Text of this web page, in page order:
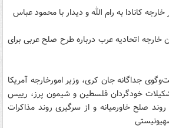
خارجه اتحادیه عرب درباره طرح صلح عربی برای
جداگانه جان کری، وزیر امورخارجه آمریکا
خودگردان فلسطین و شیمون پرز، رییس
صلح خاورمیانه و از سرگیری روند مذاکرات